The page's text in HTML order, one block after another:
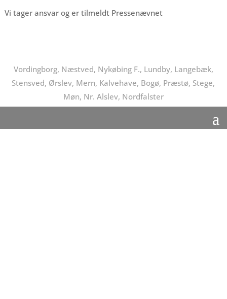
Vi tager ansvar og er tilmeldt Pressenævnet
Vordingborg, Næstved, Nykøbing F., Lundby, Langebæk,
Stensved, Ørslev, Mern, Kalvehave, Bogø, Præstø, Stege,
Møn, Nr. Alslev, Nordfalster